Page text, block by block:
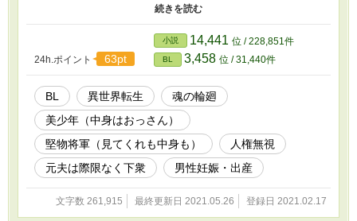
神子返りの少年アリスレアとして生きることになった。 アリス
レアは不幸な少年だった。人が十人いたら、余程のひねくれ者でな
い限り、十人ともその意見に反対しないだろう。 堅物将軍×薄
幸美少年（中身はおっさん） ⁂ ⁂ ⁂ ⁂ ⁂ attention‼︎ 嫌なキ
ャラクターは織緒クオリティの下衆さです。女性や子どもが辛い目
に遭います。知的文化水準が低い世界の物語なので、基本的人権が
尊重されていません。 『えっちはえっちに書こう』がスローガ
ンです。えちえちが苦手な方、十八歳未満のお嬢さま方は『✳︎マー
ク』を見安にご自衛ください。
24h.ポイント 63pt
小説 14,441 位 / 228,851件
BL 3,458 位 / 31,440件
BL 異世界転生
魂の輪廻
美少年（中身はおっさん）
堅物将軍（見てくれも中身も）
人権無視
元夫は際限なく下衆
男性妊娠・出産
文字数 261,915 最終更新日 2021.05.26 登録日 2021.02.17